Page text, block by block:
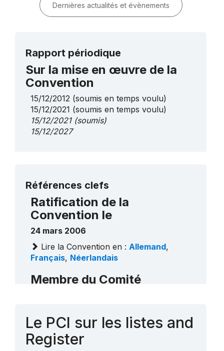
Dernières actualités et évènements
Rapport périodique
Sur la mise en œuvre de la
Convention
15/12/2012 (soumis en temps voulu)
15/12/2021 (soumis en temps voulu)
15/12/2021(soumis)
15/12/2027
Références clefs
Ratification de la
Convention le
24 mars 2006
Lire la Convention en : Allemand,
Français, Néerlandais
Membre du Comité
Contact
Le PCI sur les listes and
Register